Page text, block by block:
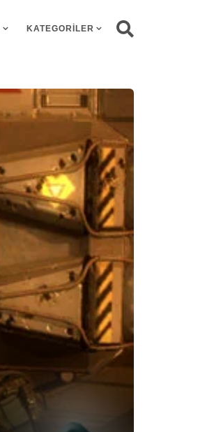
KATEGORILER